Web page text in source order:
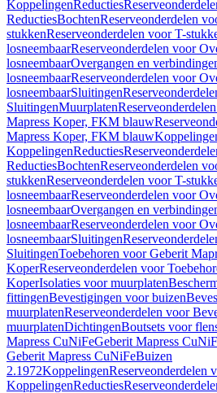
KoppelingenReducties
ReductiesBochtenReserveonderdelen
stukkenReserveonderdelen voor T-
losneembaarReserveonderdelen voor
losneembaarOvergangen en
losneembaarReserveonderdelen voor
losneembaarSluitingen
SluitingenMuurplaten
Mapress Koper, FKM blauw
Mapress Koper, FKM blauw
KoppelingenReducties
ReductiesBochtenReserveonderdelen
stukkenReserveonderdelen voor T-
losneembaarReserveonderdelen voor
losneembaarOvergangen en
losneembaarReserveonderdelen voor
losneembaarSluitingen
SluitingenToebehoren voor Geberit
KoperReserveonderdelen voor
KoperIsolaties voor muurplaten
fittingenBevestigingen voor buizen
muurplatenReserveonderdelen voor
muurplatenDichtingenBoutsets voor
Mapress CuNiFeGeberit Mapress
Geberit Mapress CuNiFeBuizen
2.1972KoppelingenReserveonderdelen
KoppelingenReducties